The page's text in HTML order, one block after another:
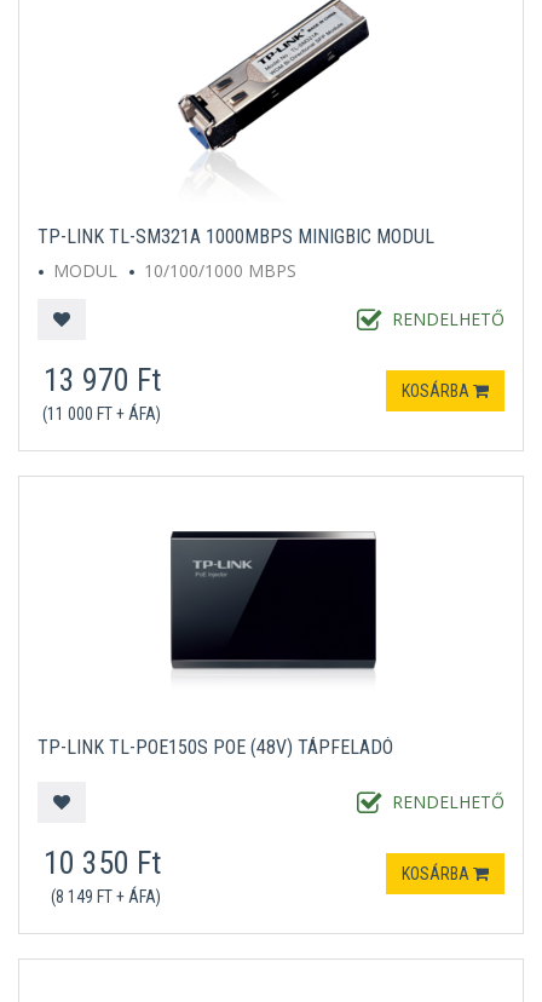
TP-LINK TL-SM321A 1000MBPS MINIGBIC MODUL
MODUL
10/100/1000 MBPS
RENDELHETŐ
13 970 Ft
(11 000 FT + ÁFA)
KOSÁRBA
TP-LINK TL-POE150S POE (48V) TÁPFELADÓ
RENDELHETŐ
10 350 Ft
(8 149 FT + ÁFA)
KOSÁRBA